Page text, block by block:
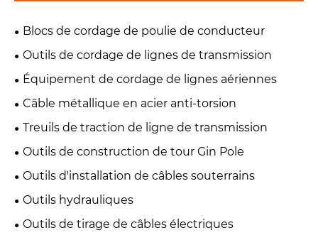
Blocs de cordage de poulie de conducteur
Outils de cordage de lignes de transmission
Équipement de cordage de lignes aériennes
Câble métallique en acier anti-torsion
Treuils de traction de ligne de transmission
Outils de construction de tour Gin Pole
Outils d'installation de câbles souterrains
Outils hydrauliques
Outils de tirage de câbles électriques